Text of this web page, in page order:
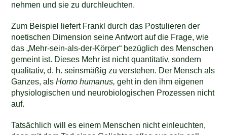
nehmen und sie zu durchleuchten.
Zum Beispiel liefert Frankl durch das Postulieren der
noetischen Dimension seine Antwort auf die Frage, wie
das „Mehr-sein-als-der-Körper“ bezüglich des Menschen
gemeint ist. Dieses Mehr ist nicht quantitativ, sondern
qualitativ, d. h. seinsmäßig zu verstehen. Der Mensch als
Ganzes, alsHomo humanus,geht in den ihm eigenen
physiologischen und neurobiologischen Prozessen nicht
auf.
Tatsächlich will es einem Menschen nicht einleuchten,